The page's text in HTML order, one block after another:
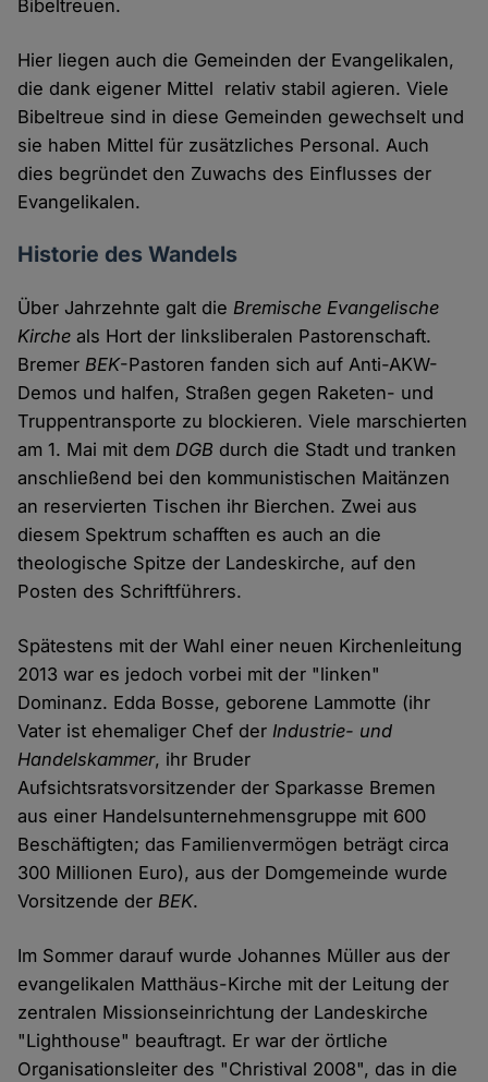
Bibeltreuen.
Hier liegen auch die Gemeinden der Evangelikalen,
die dank eigener Mittel relativ stabil agieren. Viele
Bibeltreue sind in diese Gemeinden gewechselt und
sie haben Mittel für zusätzliches Personal. Auch
dies begründet den Zuwachs des Einflusses der
Evangelikalen.
Historie des Wandels
Über Jahrzehnte galt dieBremische Evangelische
Kirche als Hort der linksliberalen Pastorenschaft.
BremerBEK-Pastoren fanden sich auf Anti-AKW-
Demos und halfen, Straßen gegen Raketen- und
Truppentransporte zu blockieren. Viele marschierten
am 1. Mai mit demDGB durch die Stadt und tranken
anschließend bei den kommunistischen Maitänzen
an reservierten Tischen ihr Bierchen. Zwei aus
diesem Spektrum schafften es auch an die
theologische Spitze der Landeskirche, auf den
Posten des Schriftführers.
Spätestens mit der Wahl einer neuen Kirchenleitung
2013 war es jedoch vorbei mit der "linken"
Dominanz. Edda Bosse, geborene Lammotte (ihr
Vater ist ehemaliger Chef derIndustrie- und
Handelskammer, ihr Bruder
Aufsichtsratsvorsitzender der Sparkasse Bremen
aus einer Handelsunternehmensgruppe mit 600
Beschäftigten; das Familienvermögen beträgt circa
300 Millionen Euro), aus der Domgemeinde wurde
Vorsitzende derBEK.
Im Sommer darauf wurde Johannes Müller aus der
evangelikalen Matthäus-Kirche mit der Leitung der
zentralen Missionseinrichtung der Landeskirche
"Lighthouse" beauftragt. Er war der örtliche
Organisationsleiter des "Christival 2008", das in die